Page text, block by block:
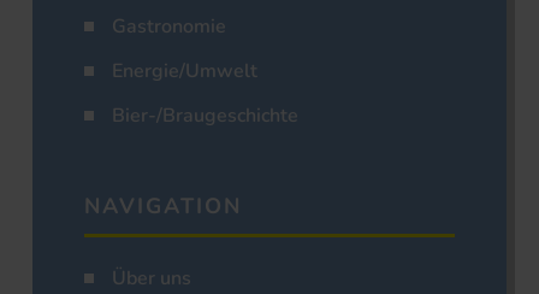
Gastronomie
Energie/Umwelt
Bier-/Braugeschichte
NAVIGATION
Über uns